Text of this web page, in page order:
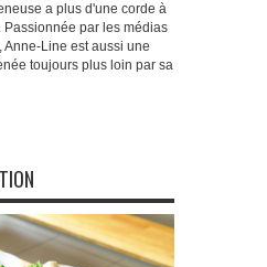
a plus d'une corde à
Passionnée par les médias
Line est aussi une
toujours plus loin par sa